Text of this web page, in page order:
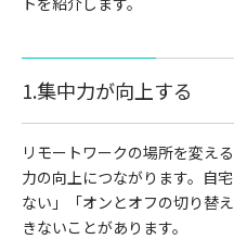
1.集中力が向上する
リモートワークの場所を変え
力の向上につながります。自
ない」「オンとオフの切り替
きないことがあります。